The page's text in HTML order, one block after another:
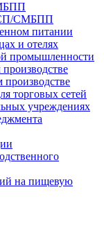
СМБПП
питании
и отелях
промышленности
торговых сетей
учреждениях
на пищевую